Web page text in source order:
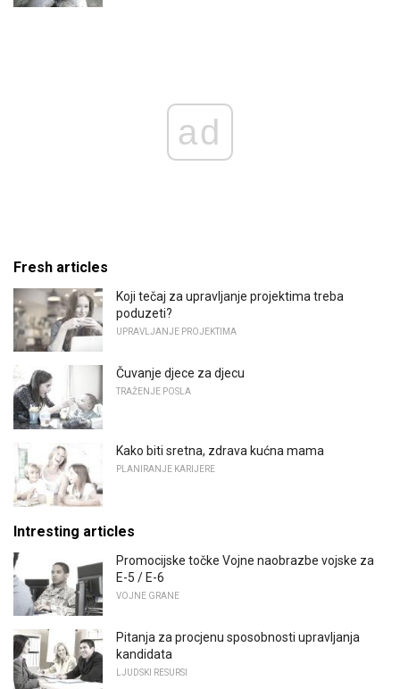
ad
Fresh articles
Koji tečaj za upravljanje projektima treba
poduzeti?
UPRAVLJANJE PROJEKTIMA
Čuvanje djece za djecu
TRAŽENJE POSLA
Kako biti sretna, zdrava kućna mama
PLANIRANJE KARIJERE
Intresting articles
Promocijske točke Vojne naobrazbe vojske za
E-5 / E-6
VOJNE GRANE
Pitanja za procjenu sposobnosti upravljanja
kandidata
LJUDSKI RESURSI